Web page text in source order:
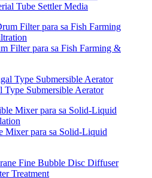
Tube Settler Media
Filter para sa Fish Farming &
Submersible Aerator
Mixer para sa Solid-Liquid